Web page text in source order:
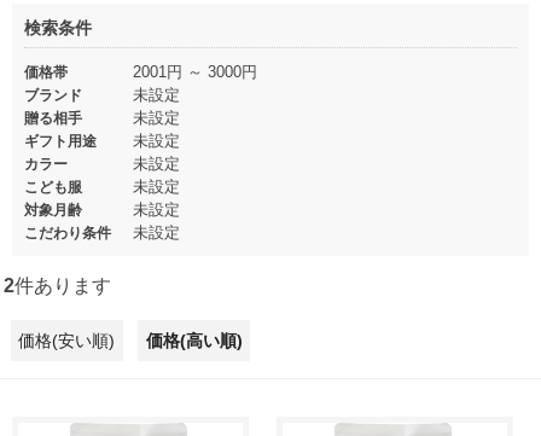
検索条件
価格帯 2001円 ～ 3000円
ブランド 未設定
贈る相手 未設定
ギフト用途 未設定
カラー 未設定
こども服 未設定
対象月齢 未設定
こだわり条件 未設定
2件あります
価格(安い順) 価格(高い順)